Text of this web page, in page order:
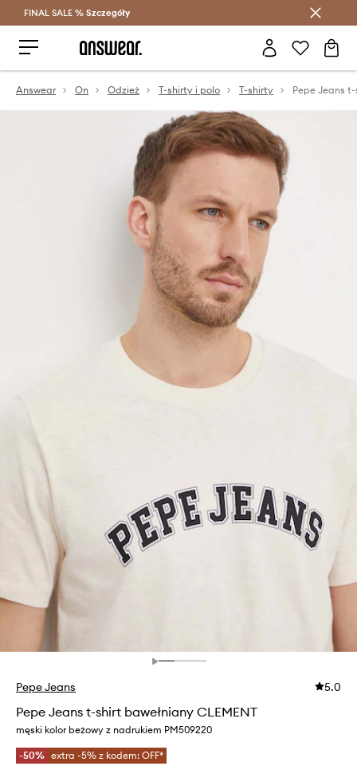
Oszczędzaj z Answear Club >
FINAL SALE % Szczegóły
Answear On Odzież T-shirty i polo T-shirty
Pepe Jeans 5.0
Pepe Jeans t-shirt bawełniany CLEMENT
męski kolor beżowy z nadrukiem PM509220
-50% extra -5% z kodem: OFF*